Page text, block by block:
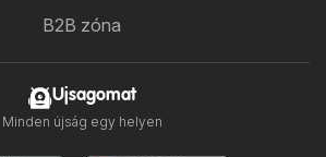
B2B zóna
Ujsagomat
Minden újság egy helyen